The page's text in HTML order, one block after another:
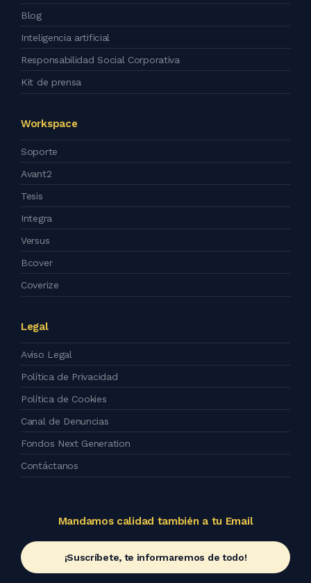
Blog
Inteligencia artificial
Responsabilidad Social Corporativa
Kit de prensa
Workspace
Soporte
Avant2
Tesis
Integra
Versus
Bcover
Coverize
Legal
Aviso Legal
Política de Privacidad
Política de Cookies
Canal de Denuncias
Fondos Next Generation
Contáctanos
Mandamos calidad también a tu Email
¡Suscríbete, te informaremos de todo!